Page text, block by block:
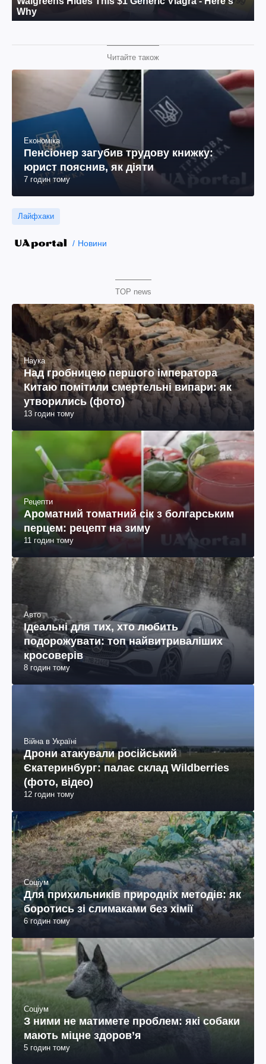
Читайте також
Економіка
Пенсіонер загубив трудову книжку:
юрист пояснив, як діяти
7 годин тому
Лайфхаки
Новини
TOP news
Наука
Над гробницею першого імператора
Китаю помітили смертельні випари: як
утворились (фото)
13 годин тому
Рецепти
Ароматний томатний сік з болгарським
перцем: рецепт на зиму
11 годин тому
Авто
Ідеальні для тих, хто любить
подорожувати: топ найвитриваліших
кросоверів
8 годин тому
Війна в Україні
Дрони атакували російський
Єкатеринбург: палає склад Wildberries
(фото, відео)
12 годин тому
Соціум
Для прихильників природніх методів: як
боротись зі слимаками без хімії
6 годин тому
Соціум
З ними не матимете проблем: які собаки
мають міцне здоров’я
5 годин тому